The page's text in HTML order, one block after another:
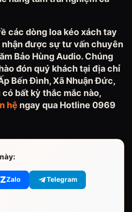
các dòng loa kéo xách tay
được sự tư vấn chuyên
Bảo Hùng Audio. Chúng
đón quý khách tại địa chỉ
Bến Đình, Xã Nhuận Đức,
có bất kỳ thắc mắc nào,
hệ ngay qua Hotline 0969
ZZalo Telegram